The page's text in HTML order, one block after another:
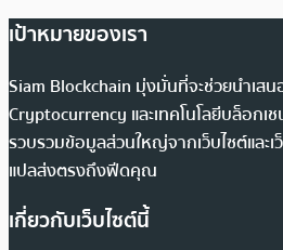
เป้าหมายของเรา
Siam Blockchain มุ่งมั่นที่จะช่วยนำเสน
Cryptocurrency และเทคโนโลยีบล็อกเ
รวบรวมข้อมูลส่วนใหญ่จากเว็บไซต์และ
แปลส่งตรงถึงฟีดคุณ
เกี่ยวกับเว็บไซต์นี้